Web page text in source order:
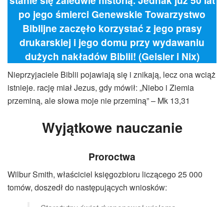
po jego śmierci Genewskie Towarzystwo
Biblijne zaczęło korzystać z jego prasy
drukarskiej i jego domu przy wydawaniu
dużych nakładów Biblii! (Geisler i Nix)
Nieprzyjaciele Biblii pojawiają się i znikają, lecz ona wciąż
istnieje. rację miał Jezus, gdy mówił: „Niebo i Ziemia
przeminą, ale słowa moje nie przeminą” – Mk 13,31
Wyjątkowe nauczanie
Proroctwa
Wilbur Smith, właściciel księgozbioru liczącego 25 000
tomów, doszedł do następujących wniosków: